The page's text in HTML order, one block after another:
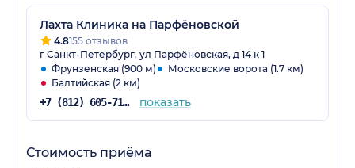
Лахта Клиника на Парфёновской
4.8155 отзывов
г Санкт-Петербург, ул Парфёновская, д 14 к 1
Фрунзенская (900 м)
Московские ворота (1.7 км)
Балтийская (2 км)
+7 (812) 605-71-43 показать
Стоимость приёма